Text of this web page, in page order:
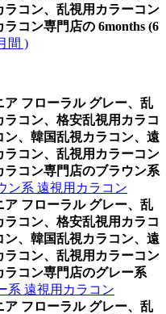
コン、乱視用カラーコン
コン専門店の 6months (6
間 )
ア フローラル グレー、乱
コン、格安乱視用カラコ
ン、韓国乱視カラコン、遠
コン、乱視用カラーコン
ラコン専門店のブラウン系
ン系 遠視用カラコン
ア フローラル グレー、乱
コン、格安乱視用カラコ
ン、韓国乱視カラコン、遠
コン、乱視用カラーコン
ラコン専門店のグレー系
系 遠視用カラコン
ア フローラル グレー、乱